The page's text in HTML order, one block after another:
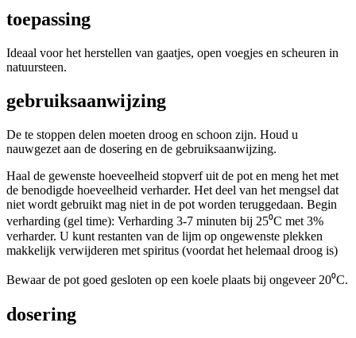
toepassing
Ideaal voor het herstellen van gaatjes, open voegjes en scheuren in
natuursteen.
gebruiksaanwijzing
De te stoppen delen moeten droog en schoon zijn. Houd u
nauwgezet aan de dosering en de gebruiksaanwijzing.
Haal de gewenste hoeveelheid stopverf uit de pot en meng het met
de benodigde hoeveelheid verharder. Het deel van het mengsel dat
niet wordt gebruikt mag niet in de pot worden teruggedaan. Begin
verharding (gel time): Verharding 3-7 minuten bij 25⁰C met 3%
verharder. U kunt restanten van de lijm op ongewenste plekken
makkelijk verwijderen met spiritus (voordat het helemaal droog is)
Bewaar de pot goed gesloten op een koele plaats bij ongeveer 20⁰C.
dosering